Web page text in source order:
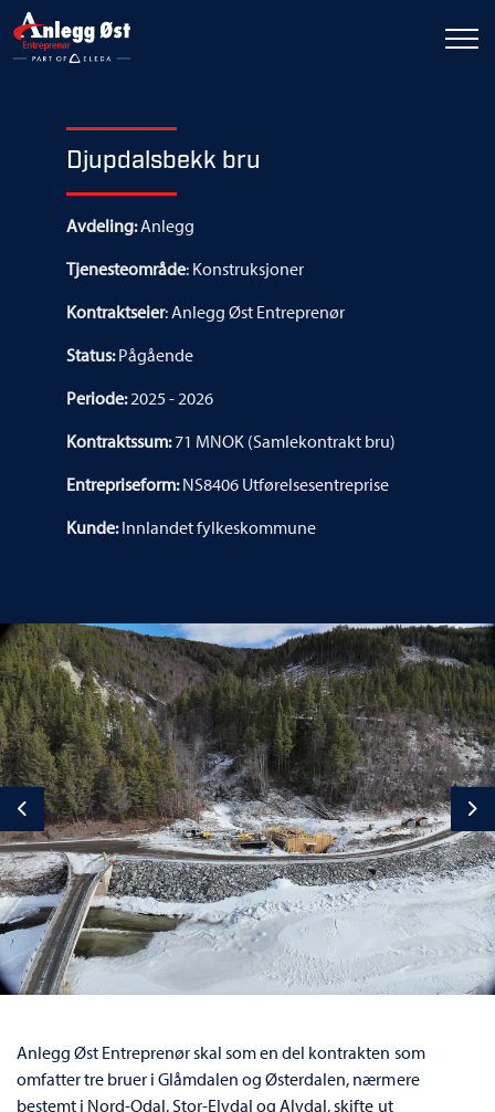
Previous
Djupdalsbekk bru
Avdeling:Anlegg
Tjenesteområde: Konstruksjoner
Kontraktseier: Anlegg Øst Entreprenør
Status:Pågående
Periode:2025 - 2026
Kontraktssum:71 MNOK (Samlekontrakt bru)
Entrepriseform:NS8406 Utførelsesentreprise
Kunde:Innlandet fylkeskommune
Anlegg Øst Entreprenør skal som en del kontrakten som
omfatter tre bruer i Glåmdalen og Østerdalen, nærmere
bestemt i Nord-Odal, Stor-Elvdal og Alvdal, skifte ut